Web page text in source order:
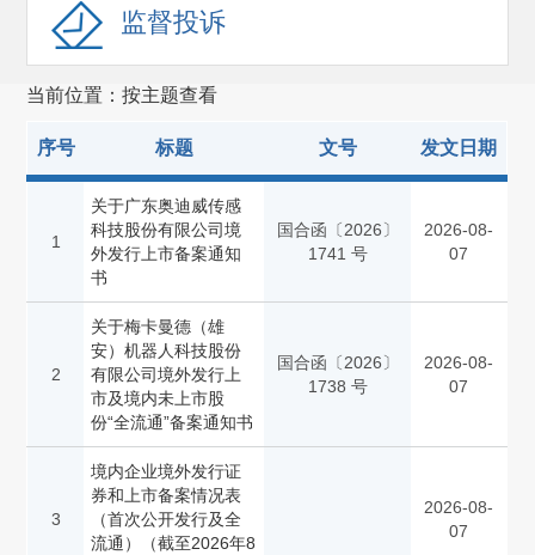
国际合作(1869)
证券服务机构监管(257)
其他(473)
监督投诉
当前位置：按主题查看
序号 标题 文号 发文日期
1
关于广东奥迪威传感
科技股份有限公司境
外发行上市备案通知
书
国合函〔2026〕
1741 号
2026-08-
07
2
关于梅卡曼德（雄
安）机器人科技股份
有限公司境外发行上
市及境内未上市股
份“全流通”备案通知书
国合函〔2026〕
1738 号
2026-08-
07
3
境内企业境外发行证
券和上市备案情况表
（首次公开发行及全
流通）（截至2026年8
2026-08-
07